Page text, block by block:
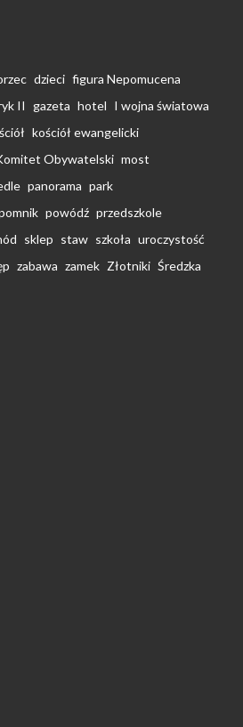
dzieci figura Nepomucena
II gazeta hotel I wojna światowa
kościół ewangelicki
Obywatelski most
panorama park
powódź przedszkole
sklep staw szkoła uroczystość
zabawa zamek Złotniki Średzka